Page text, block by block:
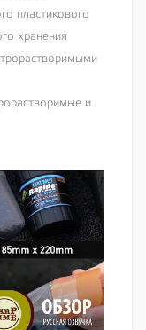
пластикового
хранения
и